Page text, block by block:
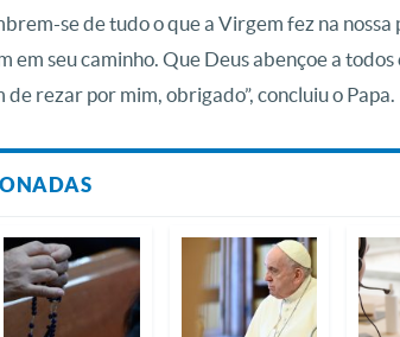
se de tudo o que a Virgem fez na
em seu caminho. Que Deus abençoe a
de rezar por mim, obrigado”, concluiu o Papa.